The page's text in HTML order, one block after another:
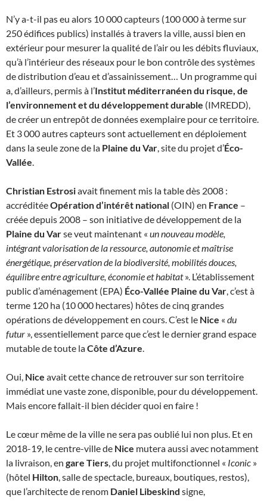
N’y a-t-il pas eu alors 10 000 capteurs (100 000 à terme sur
250 édifices publics) installés à travers la ville, aussi bien en
extérieur pour mesurer la qualité de l’air ou les débits fluviaux,
qu’à l’intérieur des réseaux pour le bon contrôle des systèmes
de distribution d’eau et d’assainissement… Un programme qui
a, d’ailleurs, permis à l’Institut méditerranéen du risque, de
l’environnement et du développement durable (IMREDD),
de créer un entrepôt de données exemplaire pour ce territoire.
Et 3 000 autres capteurs sont actuellement en déploiement
dans la seule zone de la Plaine du Var, site du projet d’Éco-
Vallée.
Christian Estrosiavait finement mis la table dès 2008 :
accréditéeOpération d’intérêt national (OIN) en France –
créée depuis 2008 – son initiative de développement de la
Plaine du Varse veut maintenant « un nouveau modèle,
intégrant valorisation de la ressource, autonomie et maîtrise
énergétique, préservation de la biodiversité, mobilités douces,
équilibre entre agriculture, économie et habitat». L’établissement
public d’aménagement (EPA) Éco-Vallée Plaine du Var, c’est à
terme 120 ha (10 000 hectares) hôtes de cinq grandes
opérations de développement en cours. C’est le Nice « du
futur », essentiellement parce que c’est le dernier grand espace
mutable de toute laCôte d’Azure.
Oui, Nice avait cette chance de retrouver sur son territoire
immédiat une vaste zone, disponible, pour du développement.
Mais encore fallait-il bien décider quoi en faire !
Le cœur même de la ville ne sera pas oublié lui non plus. Et en
2018-19, le centre-ville de Nice mutera aussi avec notamment
la livraison, en gare Tiers, du projet multifonctionnel « Iconic »
(hôtel Hilton, salle de spectacle, bureaux, boutiques, restos),
que l’architecte de renom Daniel Libeskind signe,